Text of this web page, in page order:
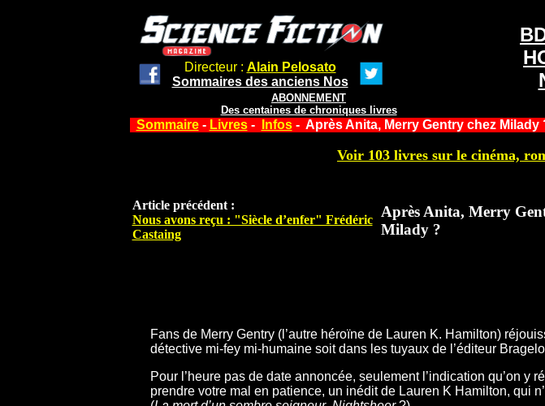
Directeur : Alain Pelosato
Sommaires des anciens Nos
ABONNEMENT
Des centaines de chroniques livres
Sommaire- Livres- Infos- Après Anita, Merry Gentry chez Milady
Voir 103 livres sur le cinéma,
Article précédent :
Nous avons reçu : "Siècle d’enfer" Frédéric
Castaing
Après Anita, Merry
Milady ?
Fans de Merry Gentry (l’autre héroïne de Lauren K. Hamilton)
détective mi-fey mi-humaine soit dans les tuyaux de l’éditeur
Pour l’heure pas de date annoncée, seulement l’indication qu’on y
prendre votre mal en patience, un inédit de Lauren K Hamilton, qui